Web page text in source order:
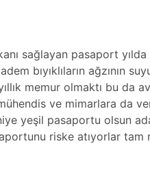
sağlayan pasaport
bıyıklıların ağzının
memur olmaktı bu da
ve mimarlara da
yeşil pasaportu olsun
riske atıyorlar tam